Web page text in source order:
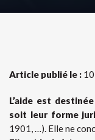
Article publié le :
L’aide est
soit leur forme
1901, …). Elle ne